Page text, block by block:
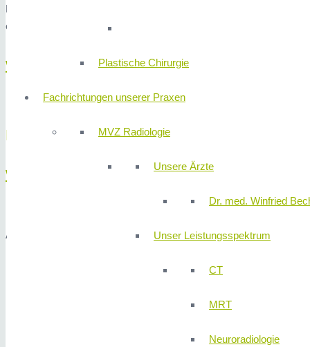
Plastische Chirurgie
Fachrichtungen unserer Praxen
MVZ Radiologie
Unsere Ärzte
Dr. med. Winfried
Unser Leistungsspektrum
CT
MRT
Neuroradiologie
Dr. Wetzel berichtet über die operativen Möglichkeiten in der
erläutert er die neusten Therapieinnovationen in der Chirurgie der
WANN?
Mittwoch, 10. Dezember 2025
WO?
Am LINIK Gelände im Konferenzraum Konferenzraum der